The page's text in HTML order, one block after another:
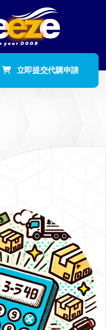
立即提交代購申請